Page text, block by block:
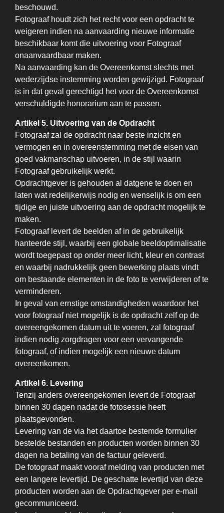
beschouwd.
Fotograaf houdt zich het recht voor een opdracht te
weigeren indien na aanvaarding nieuwe informatie
beschikbaar komt die uitvoering voor Fotograaf
onaanvaardbaar maken.
Na aanvaarding kan de Overeenkomst slechts met
wederzijdse instemming worden gewijzigd. Fotograaf
is in dat geval gerechtigd het voor de Overeenkomst
verschuldigde honorarium aan te passen.
Artikel 5. Uitvoering van de Opdracht
Fotograaf zal de opdracht naar beste inzicht en
vermogen en in overeenstemming met de eisen van
goed vakmanschap uitvoeren, in de stijl waarin
Fotograaf gebruikelijk werkt.
Opdrachtgever is gehouden al datgene te doen en
laten wat redelijkerwijs nodig en wenselijk is om een
tijdige en juiste uitvoering aan de opdracht mogelijk te
maken.
Fotograaf levert de beelden af in de gebruikelijk
hanteerde stijl, waarbij een globale beeldoptimalisatie
wordt toegepast op onder meer licht, kleur en contrast
en waarbij nadrukkelijk geen bewerking plaats vindt
om bestaande elementen in de foto te verwijderen of te
verminderen.
In geval van ernstige omstandigheden waardoor het
voor fotograaf niet mogelijk is de opdracht zelf op de
overeengekomen datum uit te voeren, zal fotograaf
indien nodig zorgdragen voor een vervangende
fotograaf, of indien mogelijk een nieuwe datum
overeenkomen.
Artikel 6. Levering
Tenzij anders overeengekomen levert de Fotograaf
binnen 30 dagen nadat de fotosessie heeft
plaatsgevonden.
Levering van de via het daartoe bestemde formulier
bestelde bestanden en producten worden binnen 30
dagen na betaling van de factuur geleverd.
De fotograaf maakt vooraf melding van producten met
een langere levertijd. De geschatte levertijd van deze
producten worden aan de Opdrachtgever per e-mail
gecommuniceerd.